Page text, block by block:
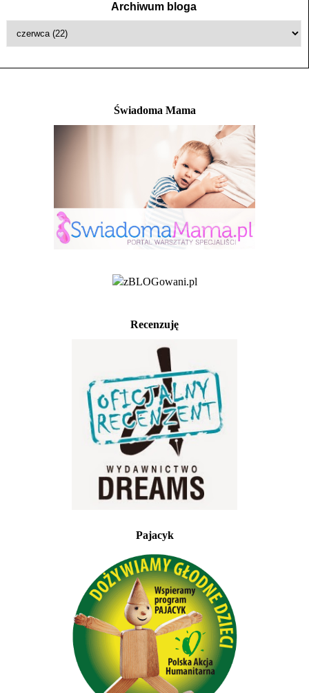
Archiwum bloga
Świadoma Mama
Recenzuję
Pajacyk